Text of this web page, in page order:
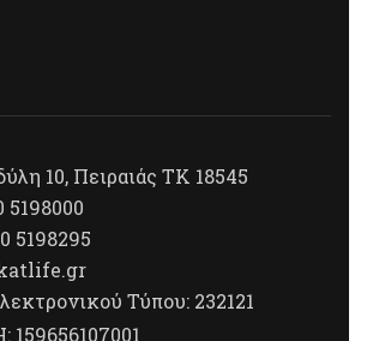
10, Πειραιάς ΤΚ 18545
5198000
5198295
Τύπου: 232121